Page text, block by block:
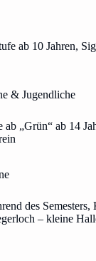
ab 10 Jahren,
& Jugendliche
„Grün“ ab 14
des
– kleine